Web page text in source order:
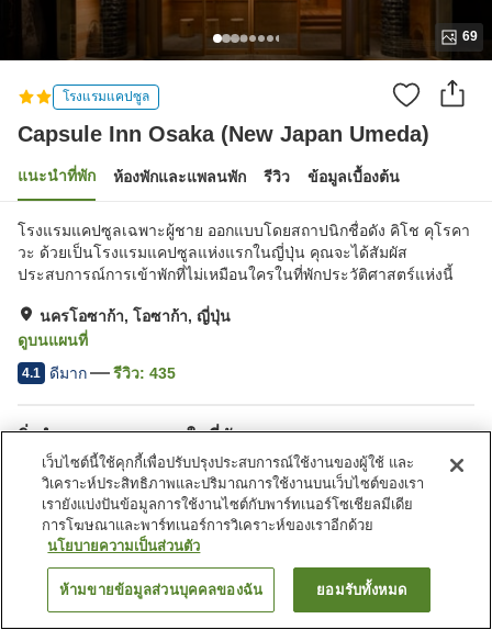
69
โรงแรมแคปซูล
Capsule Inn Osaka (New Japan Umeda)
แนะนำที่พัก ห้องพักและแพลนพัก รีวิว ข้อมูลเบื้องต้น
โรงแรมแคปซูลเฉพาะผู้ชาย ออกแบบโดยสถาปนิกชื่อดัง คิโช คุโรคา
วะ ด้วยเป็นโรงแรมแคปซูลแห่งแรกในญี่ปุ่น คุณจะได้สัมผัส
ประสบการณ์การเข้าพักที่ไม่เหมือนใครในที่พักประวัติศาสตร์แห่งนี้
นครโอซาก้า, โอซาก้า, ญี่ปุ่น
ดูบนแผนที่
4.1 ดีมาก รีวิว: 435
สิ่งอำนวยความสะดวกในที่พัก
อ่างน้ำวน
ซาวน่า
สปา/บิวตี้ซาลอน
สระว่ายน้ำ
หน้าแรก ญี่ปุ่น โอซาก้า
Capsule Inn Osaka (New Japan Umeda)
ค้นหาห้องพัก
เว็บไซต์นี้ใช้คุกกี้เพื่อปรับปรุงประสบการณ์ใช้งานของผู้ใช้ และ
วิเคราะห์ประสิทธิภาพและปริมาณการใช้งานบนเว็บไซต์ของเรา
เรายังแบ่งปันข้อมูลการใช้งานไซต์กับพาร์ทเนอร์โซเชียลมีเดีย
การโฆษณาและพาร์ทเนอร์การวิเคราะห์ของเราอีกด้วย
นโยบายความเป็นส่วนตัว
ห้ามขายข้อมูลส่วนบุคคลของฉัน ยอมรับทั้งหมด